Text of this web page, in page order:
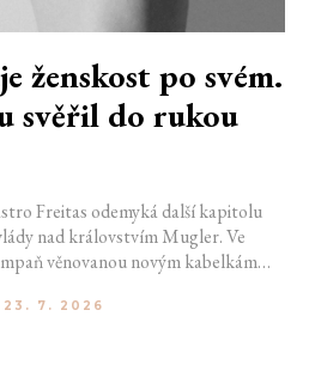
ženskost po svém.
svěřil do rukou
Freitas odemyká další kapitolu
nad královstvím Mugler. Ve
věnovanou novým kabelkám
mísí výrazy minulosti a dávných
23. 7. 2026